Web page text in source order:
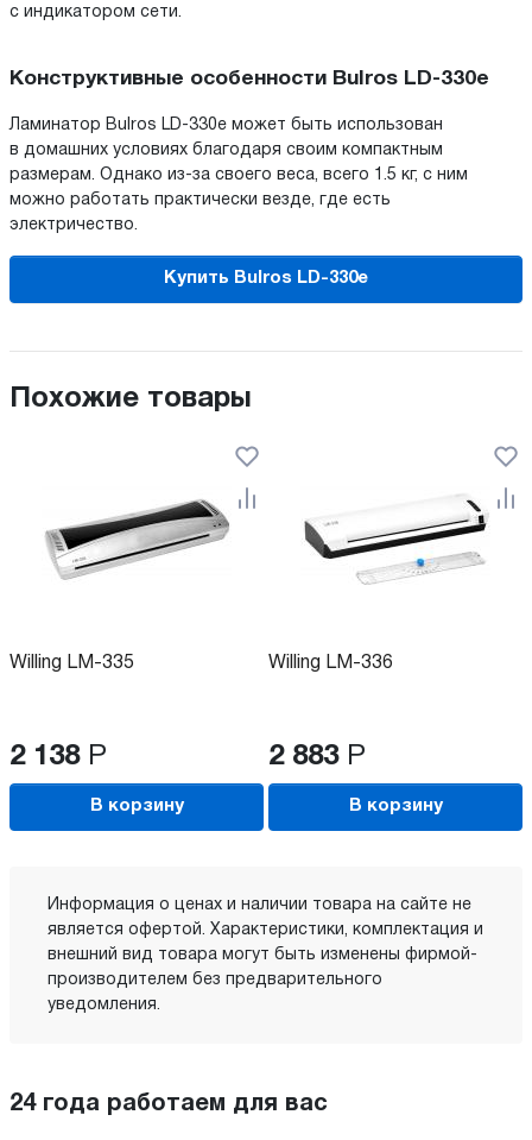
с индикатором сети.
Конструктивные особенности Bulros LD-330e
Ламинатор Bulros LD-330e может быть использован
в домашних условиях благодаря своим компактным
размерам. Однако из-за своего веса, всего 1.5 кг, с ним
можно работать практически везде, где есть
электричество.
Купить Bulros LD-330e
Похожие товары
Willing LM-335
2 138 Р
В корзину
Willing LM-336
2 883 Р
В корзину
Информация о ценах и наличии товара на сайте не
является офертой. Характеристики, комплектация и
внешний вид товара могут быть изменены фирмой-
производителем без предварительного
уведомления.
24 года работаем для вас